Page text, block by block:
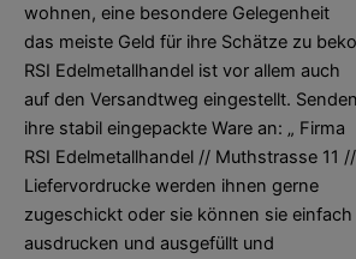
wohnen, eine besondere Gelegenheit
das meiste Geld für ihre Schätze zu
RSI Edelmetallhandel ist vor allem auch
auf den Versandtweg eingestellt.
ihre stabil eingepackte Ware an: „ Firma
RSI Edelmetallhandel // Muthstrasse 11
Liefervordrucke werden ihnen gerne
zugeschickt oder sie können sie einfach
ausdrucken und ausgefüllt und